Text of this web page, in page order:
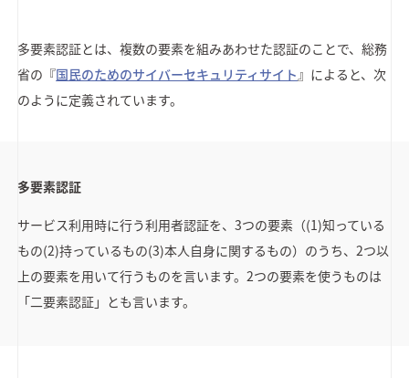
多要素認証とは、複数の要素を組みあわせた認証のことで、総務
省の『国民のためのサイバーセキュリティサイト』によると、次
のように定義されています。
多要素認証
サービス利用時に行う利用者認証を、3つの要素（(1)知っている
もの(2)持っているもの(3)本人自身に関するもの）のうち、2つ以
上の要素を用いて行うものを言います。2つの要素を使うものは
「二要素認証」とも言います。